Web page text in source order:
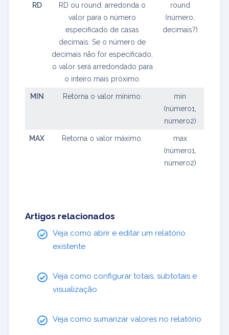
RD
RD ou round: arredonda o
valor para o número
especificado de casas
decimais. Se o número de
decimais não for especificado,
o valor será arredondado para
o inteiro mais próximo.
round
(número,
decimais?)
MIN Retorna o valor mínimo.
min
(número1,
número2)
MAX Retorna o valor máximo.
max
(número1,
número2)
Artigos relacionados
Veja como abrir e editar um relatório
existente
Veja como configurar totais, subtotais e
visualização
Veja como sumarizar valores no relatório